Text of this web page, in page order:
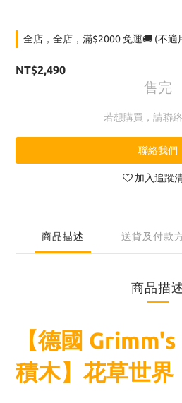
全店，全店，滿$2000 免運🚚 (不適
NT$2,490
售完
若想購買，請聯絡
聯絡我們
加入追蹤
商品描述 送貨及付款
商品描
【德國
積木】花草世界